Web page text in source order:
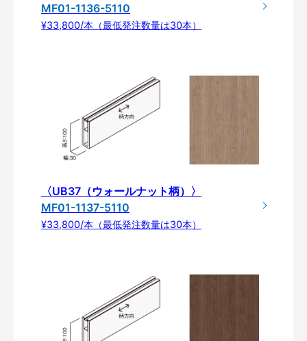
MF01-1136-5110
¥33,800/本（最低発注数量は30本）
〈UB37（ウォールナット柄）〉
MF01-1137-5110
¥33,800/本（最低発注数量は30本）